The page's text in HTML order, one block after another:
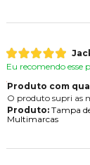
Eu recomendo esse
Produto com
O produto supri as
Produto:Tampa
Multimarcas